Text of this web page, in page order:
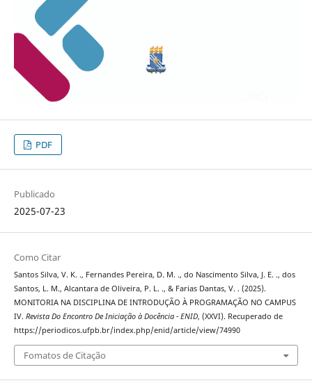
PDF
Publicado
2025-07-23
Como Citar
Santos Silva, V. K. ., Fernandes Pereira, D. M. ., do Nascimento Silva, J. E. ., dos
Santos, L. M., Alcantara de Oliveira, P. L. ., & Farias Dantas, V. . (2025).
MONITORIA NA DISCIPLINA DE INTRODUÇÃO À PROGRAMAÇÃO NO CAMPUS
IV. Revista Do Encontro De Iniciação à Docência - ENID, (XXVI). Recuperado de
https://periodicos.ufpb.br/index.php/enid/article/view/74990
Fomatos de Citação